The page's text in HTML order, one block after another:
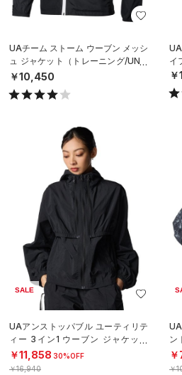
UAチーム ストーム ウーブン メッシ
ュ ジャケット（トレーニング/UNIS
EX）
￥10,450
イ
SALE
UAアンストッパブル ユーティリテ
ィー 3イン1 ウーブン ジャケット
（ライフスタイル/WOMEN）
￥11,858 30%OFF
￥16,940
ン
ー
￥